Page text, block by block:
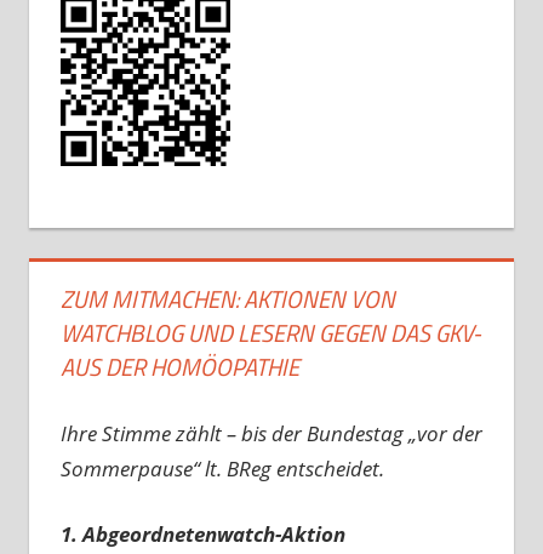
ZUM MITMACHEN: AKTIONEN VON
WATCHBLOG UND LESERN GEGEN DAS GKV-
AUS DER HOMÖOPATHIE
Ihre Stimme zählt – bis der Bundestag „vor der
Sommerpause“ lt. BReg entscheidet.
1. Abgeordnetenwatch-Aktion